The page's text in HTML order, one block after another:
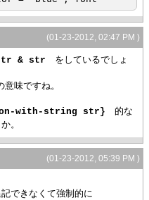
color = "red", font-
weight = "bold"}}{let
= "activate",
(01-23-2012, 02:47 PM )
& str
をしているでしょ
味ですね。
with-string str} 的な
。
(01-23-2012, 05:39 PM )
できなくて強制的に